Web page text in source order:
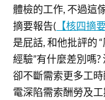
體檢的工作, 不過這
摘要報告( 【核四摘
是屁話, 和他批評的
經驗”有什麼差別嗎?
卻不斷需索更多工
電深陷需索酬勞及